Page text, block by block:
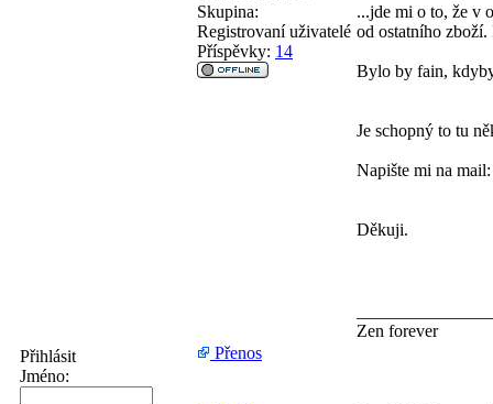
Přihlásit
Jméno:
Skupina:
Registrovaní uživatelé
Příspěvky: 14
...jde mi o to, že v
od ostatního
Bylo by fain,
Je schopný to tu
Napište mi na
Děkuji.
Zen forever
Přenos